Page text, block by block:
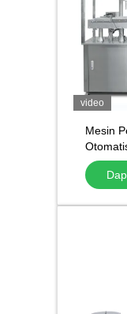
video
Mesin
Isi
Kartrid